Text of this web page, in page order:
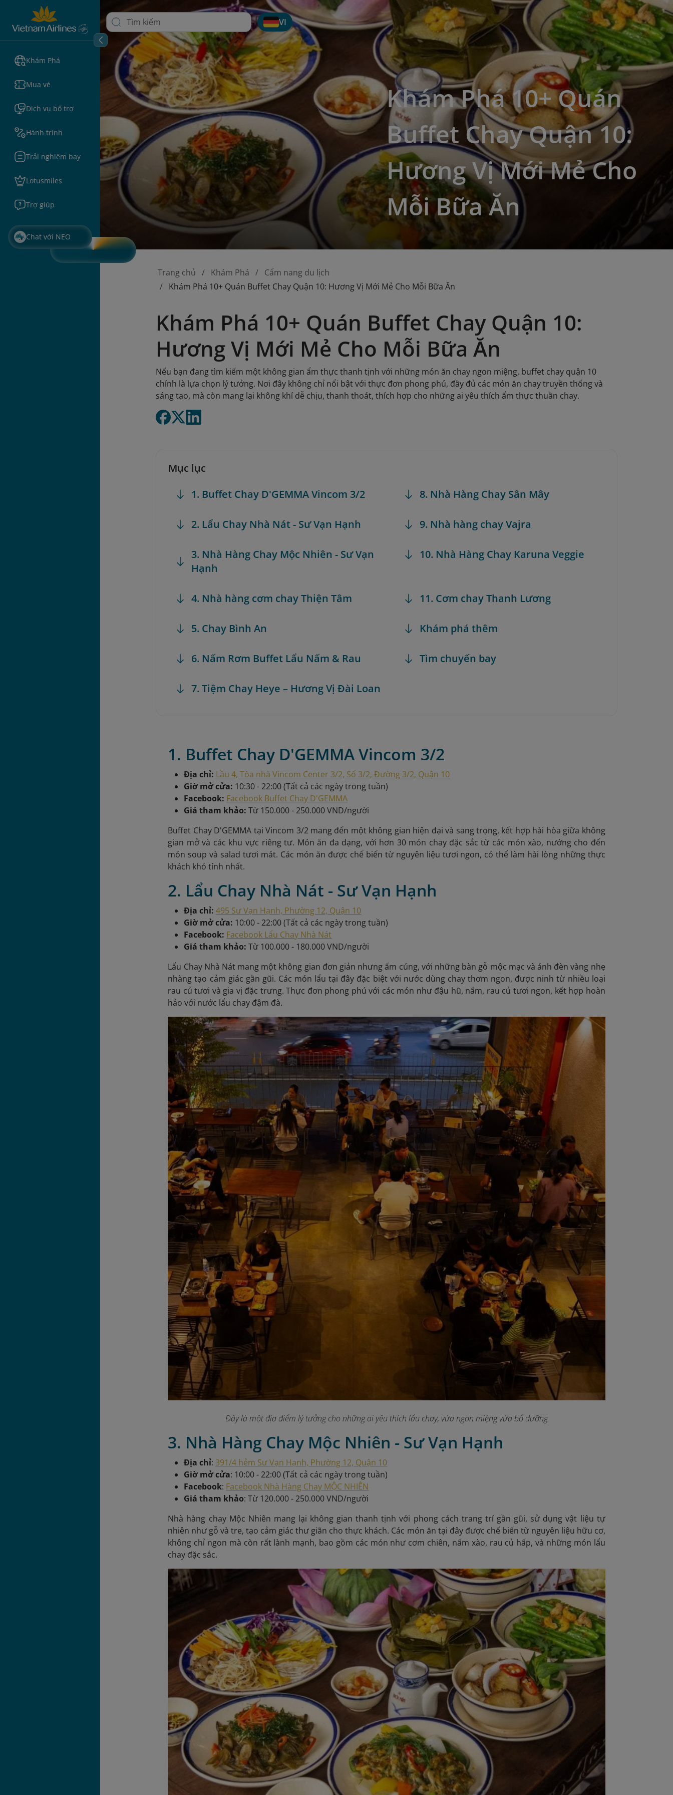
Khám Phá
Mua vé
Dịch vụ bổ trợ
Hành trình
Trải nghiệm bay
Lotusmiles
Trợ giúp
Chat với NEO
VI
Khám Phá 10+ Quán
Buffet Chay Quận 10:
Hương Vị Mới Mẻ Cho
Mỗi Bữa Ăn
Trang chủ Khám Phá
Cẩm nang du lịch
Khám Phá 10+ Quán Buffet Chay Quận 10: Hương Vị Mới Mẻ Cho Mỗi Bữa Ăn
Khám Phá 10+ Quán Buffet Chay Quận 10:
Hương Vị Mới Mẻ Cho Mỗi Bữa Ăn
Nếu bạn đang tìm kiếm một không gian ẩm thực thanh tịnh với những món ăn chay ngon miệng, buffet chay quận 10
chính là lựa chọn lý tưởng. Nơi đây không chỉ nổi bật với thực đơn phong phú, đầy đủ các món ăn chay truyền thống và
sáng tạo, mà còn mang lại không khí dễ chịu, thanh thoát, thích hợp cho những ai yêu thích ẩm thực thuần chay.
Mục lục
1. Buffet Chay D'GEMMA Vincom 3/2
2. Lẩu Chay Nhà Nát - Sư Vạn Hạnh
3. Nhà Hàng Chay Mộc Nhiên - Sư Vạn
Hạnh
4. Nhà hàng cơm chay Thiện Tâm
5. Chay Bình An
6. Nấm Rơm Buffet Lẩu Nấm & Rau
7. Tiệm Chay Heye – Hương Vị Đài Loan
8. Nhà Hàng Chay Sân Mây
9. Nhà hàng chay Vajra
10. Nhà Hàng Chay Karuna Veggie
11. Cơm chay Thanh Lương
Khám phá thêm
Tìm chuyến bay
1. Buffet Chay D'GEMMA Vincom 3/2
Địa chỉ: Lầu 4, Tòa nhà Vincom Center 3/2, Số 3/2, Đường 3/2, Quận 10
Giờ mở cửa: 10:30 - 22:00 (Tất cả các ngày trong tuần)
Facebook: Facebook Buffet Chay D'GEMMA
Giá tham khảo:Từ 150.000 - 250.000 VND/người
Buffet Chay D'GEMMA tại Vincom 3/2 mang đến một không gian hiện đại và sang trọng, kết hợp hài hòa giữa không
gian mở và các khu vực riêng tư. Món ăn đa dạng, với hơn 30 món chay đặc sắc từ các món xào, nướng cho đến
món soup và salad tươi mát. Các món ăn được chế biến từ nguyên liệu tươi ngon, có thể làm hài lòng những thực
khách khó tính nhất.
2. Lẩu Chay Nhà Nát - Sư Vạn Hạnh
Địa chỉ:495 Sư Vạn Hạnh, Phường 12, Quận 10
Giờ mở cửa: 10:00 - 22:00 (Tất cả các ngày trong tuần)
Facebook: Facebook Lẩu Chay Nhà Nát
Giá tham khảo:Từ 100.000 - 180.000 VND/người
Lẩu Chay Nhà Nát mang một không gian đơn giản nhưng ấm cúng, với những bàn gỗ mộc mạc và ánh đèn vàng nhẹ
nhàng tạo cảm giác gần gũi. Các món lẩu tại đây đặc biệt với nước dùng chay thơm ngon, được ninh từ nhiều loại
rau củ tươi và gia vị đặc trưng. Thực đơn phong phú với các món như đậu hũ, nấm, rau củ tươi ngon, kết hợp hoàn
hảo với nước lẩu chay đậm đà.
Đây là một địa điểm lý tưởng cho những ai yêu thích lẩu chay, vừa ngon miệng vừa bổ dưỡng
3. Nhà Hàng Chay Mộc Nhiên - Sư Vạn Hạnh
Địa chỉ: 391/4 hẻm Sư Vạn Hạnh, Phường 12, Quận 10
Giờ mở cửa: 10:00 - 22:00 (Tất cả các ngày trong tuần)
Facebook: Facebook Nhà Hàng Chay MỘC NHIÊN
Giá tham khảo: Từ 120.000 - 250.000 VND/người
Nhà hàng chay Mộc Nhiên mang lại không gian thanh tịnh với phong cách trang trí gần gũi, sử dụng vật liệu tự
nhiên như gỗ và tre, tạo cảm giác thư giãn cho thực khách. Các món ăn tại đây được chế biến từ nguyên liệu hữu cơ,
không chỉ ngon mà còn rất lành mạnh, bao gồm các món như cơm chiên, nấm xào, rau củ hấp, và những món lẩu
chay đặc sắc.